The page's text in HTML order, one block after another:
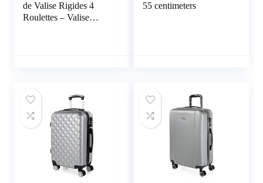
de Valise Rigides 4
Roulettes – Valise
Combinaison T71516B
55 centimeters